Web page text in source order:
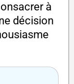
à
décision